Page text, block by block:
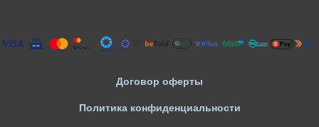
Договор оферты
Политика конфиденциальности